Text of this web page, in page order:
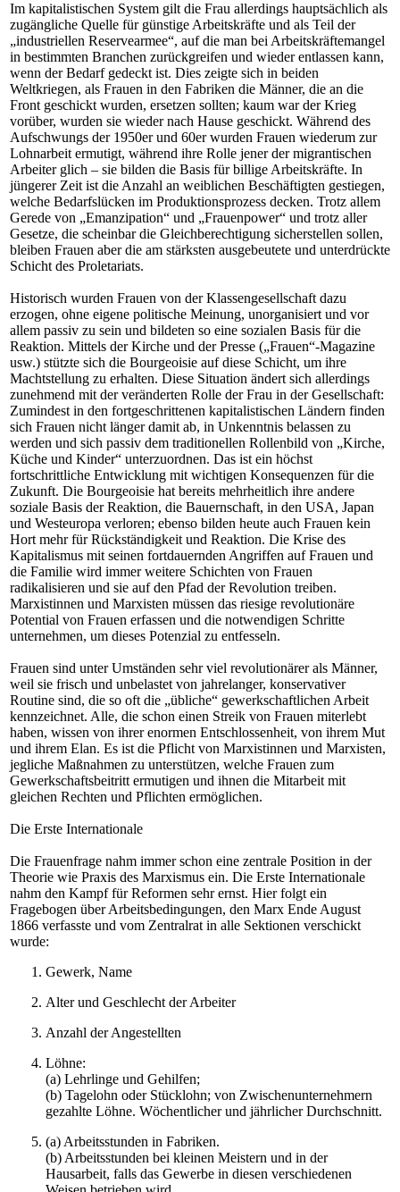
Im kapitalistischen System gilt die Frau allerdings hauptsächlich als
zugängliche Quelle für günstige Arbeitskräfte und als Teil der
„industriellen Reservearmee“, auf die man bei Arbeitskräftemangel
in bestimmten Branchen zurückgreifen und wieder entlassen kann,
wenn der Bedarf gedeckt ist. Dies zeigte sich in beiden
Weltkriegen, als Frauen in den Fabriken die Männer, die an die
Front geschickt wurden, ersetzen sollten; kaum war der Krieg
vorüber, wurden sie wieder nach Hause geschickt. Während des
Aufschwungs der 1950er und 60er wurden Frauen wiederum zur
Lohnarbeit ermutigt, während ihre Rolle jener der migrantischen
Arbeiter glich – sie bilden die Basis für billige Arbeitskräfte. In
jüngerer Zeit ist die Anzahl an weiblichen Beschäftigten gestiegen,
welche Bedarfslücken im Produktionsprozess decken. Trotz allem
Gerede von „Emanzipation“ und „Frauenpower“ und trotz aller
Gesetze, die scheinbar die Gleichberechtigung sicherstellen sollen,
bleiben Frauen aber die am stärksten ausgebeutete und unterdrückte
Schicht des Proletariats.
Historisch wurden Frauen von der Klassengesellschaft dazu
erzogen, ohne eigene politische Meinung, unorganisiert und vor
allem passiv zu sein und bildeten so eine sozialen Basis für die
Reaktion. Mittels der Kirche und der Presse („Frauen“-Magazine
usw.) stützte sich die Bourgeoisie auf diese Schicht, um ihre
Machtstellung zu erhalten. Diese Situation ändert sich allerdings
zunehmend mit der veränderten Rolle der Frau in der Gesellschaft:
Zumindest in den fortgeschrittenen kapitalistischen Ländern finden
sich Frauen nicht länger damit ab, in Unkenntnis belassen zu
werden und sich passiv dem traditionellen Rollenbild von „Kirche,
Küche und Kinder“ unterzuordnen. Das ist ein höchst
fortschrittliche Entwicklung mit wichtigen Konsequenzen für die
Zukunft. Die Bourgeoisie hat bereits mehrheitlich ihre andere
soziale Basis der Reaktion, die Bauernschaft, in den USA, Japan
und Westeuropa verloren; ebenso bilden heute auch Frauen kein
Hort mehr für Rückständigkeit und Reaktion. Die Krise des
Kapitalismus mit seinen fortdauernden Angriffen auf Frauen und
die Familie wird immer weitere Schichten von Frauen
radikalisieren und sie auf den Pfad der Revolution treiben.
Marxistinnen und Marxisten müssen das riesige revolutionäre
Potential von Frauen erfassen und die notwendigen Schritte
unternehmen, um dieses Potenzial zu entfesseln.
Frauen sind unter Umständen sehr viel revolutionärer als Männer,
weil sie frisch und unbelastet von jahrelanger, konservativer
Routine sind, die so oft die „übliche“ gewerkschaftlichen Arbeit
kennzeichnet. Alle, die schon einen Streik von Frauen miterlebt
haben, wissen von ihrer enormen Entschlossenheit, von ihrem Mut
und ihrem Elan. Es ist die Pflicht von Marxistinnen und Marxisten,
jegliche Maßnahmen zu unterstützen, welche Frauen zum
Gewerkschaftsbeitritt ermutigen und ihnen die Mitarbeit mit
gleichen Rechten und Pflichten ermöglichen.
Die Erste Internationale
Die Frauenfrage nahm immer schon eine zentrale Position in der
Theorie wie Praxis des Marxismus ein. Die Erste Internationale
nahm den Kampf für Reformen sehr ernst. Hier folgt ein
Fragebogen über Arbeitsbedingungen, den Marx Ende August
1866 verfasste und vom Zentralrat in alle Sektionen verschickt
wurde:
Gewerk, Name
Alter und Geschlecht der Arbeiter
Anzahl der Angestellten
Löhne:
(a) Lehrlinge und Gehilfen;
(b) Tagelohn oder Stücklohn; von Zwischenunternehmern
gezahlte Löhne. Wöchentlicher und jährlicher Durchschnitt.
(a) Arbeitsstunden in Fabriken.
(b) Arbeitsstunden bei kleinen Meistern und in der
Hausarbeit, falls das Gewerbe in diesen verschiedenen